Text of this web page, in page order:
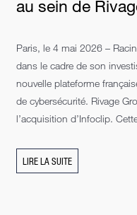
au sein de
Paris, le 4 mai 2026 –
dans le cadre de son
nouvelle plateforme
de cybersécurité. Rivage
l’acquisition d’Infoclip.
LIRE LA SUITE